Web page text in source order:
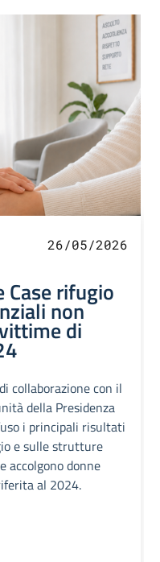
26/05/2026
Case rifugio
non
di
di collaborazione con il
della Presidenza
i principali risultati
e sulle strutture
accolgono donne
al 2024.